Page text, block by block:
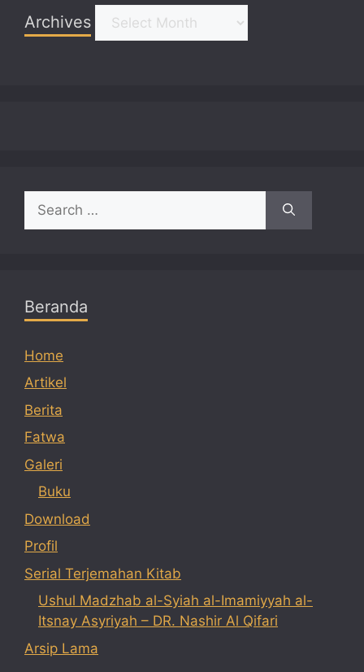
Archives
for:
Beranda
Home
Artikel
Berita
Fatwa
Galeri
Buku
Download
Profil
Serial Terjemahan Kitab
Ushul Madzhab al-Syiah al-Imamiyyah al-
Itsnay Asyriyah – DR. Nashir Al Qifari
Arsip Lama